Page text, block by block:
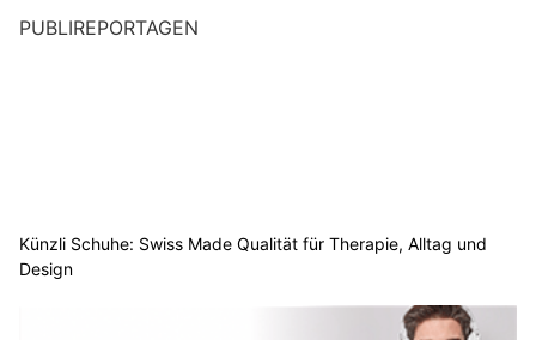
PUBLIREPORTAGEN
Künzli Schuhe: Swiss Made Qualität für Therapie, Alltag und
Design